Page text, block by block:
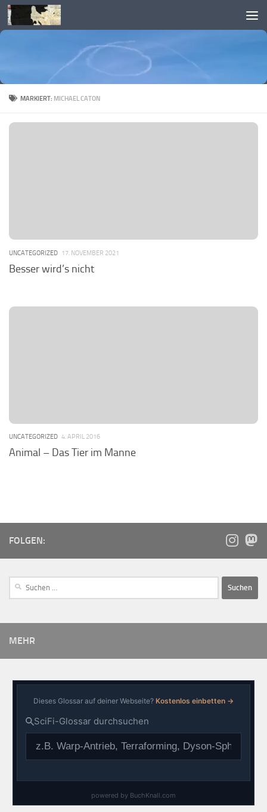
Skip to content
MARKIERT: MICHAEL CATON
UNCATEGORIZED 17. NOVEMBER 2021
Besser wird’s nicht
UNCATEGORIZED 4. APRIL 2016
Animal – Das Tier im Manne
FOLGEN:
MEHR